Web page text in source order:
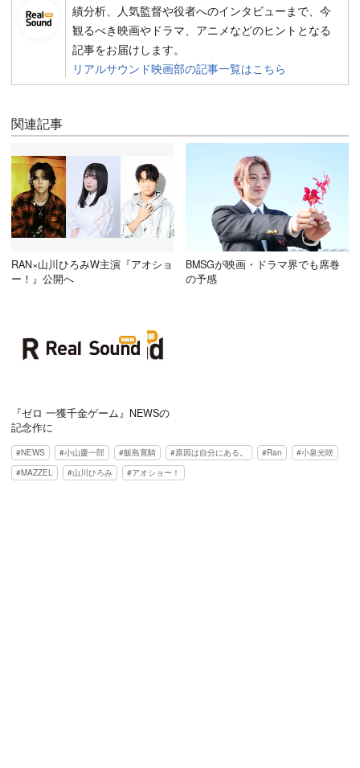
績分析、人気監督や役者へのインタビューまで、今
観るべき映画やドラマ、アニメなどのヒントとなる
記事をお届けします。
リアルサウンド映画部の記事一覧はこちら
関連記事
RAN×山川ひろみW主演『アオショ
ー！』公開へ
BMSGが映画・ドラマ界でも席巻
の予感
『ゼロ 一獲千金ゲーム』NEWSの
記念作に
NEWS 小山慶一郎 飯島寛騎 原因は自分にある。 Ran
小泉光咲
MAZZEL
山川ひろみ アオショー！